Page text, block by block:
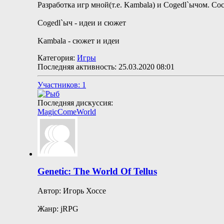
Разработка игр мной(т.е. Kambala) и Cogedl`ычом.
Cogedl`ыч - идеи и сюжет
Kambala - сюжет и идеи
Категория: Игры
Последняя активность: 25.03.2020 08:01
Участников: 1
Последняя дискуссия:
MagicComeWorld
Genetic: The World Of Tellus
Автор: Игорь Хоссе
Жанр: jRPG